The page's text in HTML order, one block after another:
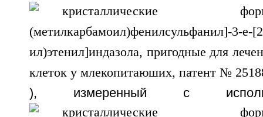
), измеренный с